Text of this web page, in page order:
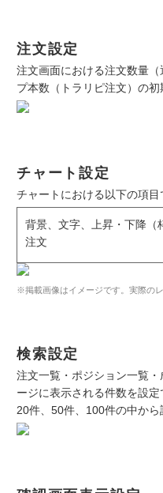
注文設定
注文画面における注文数量
プ本数（トラリピ注文）の初
チャート設定
チャートにおける以下の項目
背景、文字、上昇・下降（
注文
※掲載画像はイメージです。実際の
検索設定
注文一覧・ポジション一覧
ージに表示される件数を設定
20件、50件、100件の中から